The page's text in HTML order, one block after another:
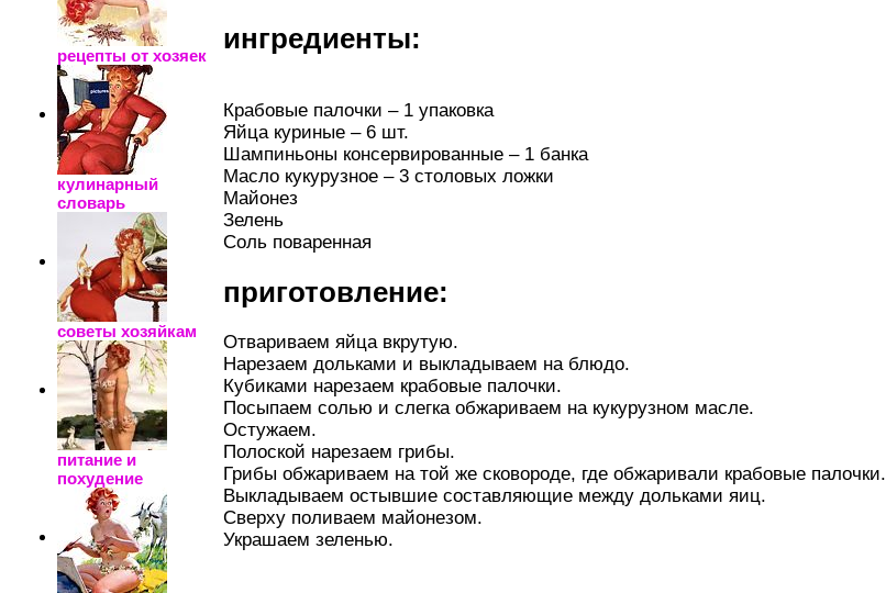
рецепты от хозяек
кулинарный
словарь
советы хозяйкам
питание и
похудение
ингредиенты:
Крабовые палочки – 1 упаковка
Яйца куриные – 6 шт.
Шампиньоны консервированные – 1 банка
Масло кукурузное – 3 столовых ложки
Майонез
Зелень
Соль поваренная
приготовление:
Отвариваем яйца вкрутую.
Нарезаем дольками и выкладываем на блюдо.
Кубиками нарезаем крабовые палочки.
Посыпаем солью и слегка обжариваем на кукурузном масле.
Остужаем.
Полоской нарезаем грибы.
Грибы обжариваем на той же сковороде, где обжаривали крабовые палочки.
Выкладываем остывшие составляющие между дольками яиц.
Сверху поливаем майонезом.
Украшаем зеленью.